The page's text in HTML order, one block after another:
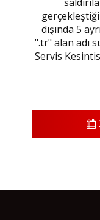
dışında 5
".tr" alan adı
Servis